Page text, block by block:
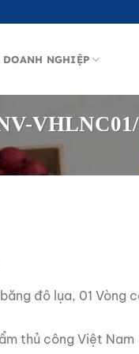
DOANH NGHIỆP
đô lụa, 01 Vòng
thủ công Việt Nam